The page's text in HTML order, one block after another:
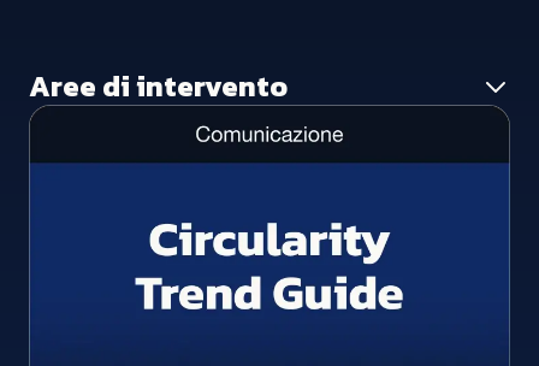
Aree di intervento
Tutte le aree
Comunicazione